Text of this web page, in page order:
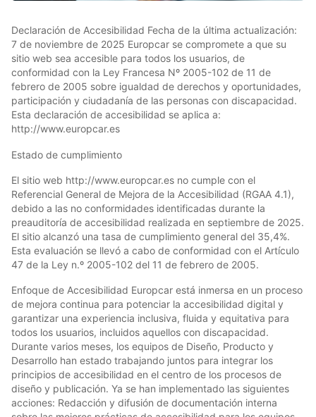
Declaración de Accesibilidad Fecha de la última actualización:
7 de noviembre de 2025 Europcar se compromete a que su
sitio web sea accesible para todos los usuarios, de
conformidad con la Ley Francesa Nº 2005-102 de 11 de
febrero de 2005 sobre igualdad de derechos y oportunidades,
participación y ciudadanía de las personas con discapacidad.
Esta declaración de accesibilidad se aplica a:
http://www.europcar.es
Estado de cumplimiento
El sitio web http://www.europcar.es no cumple con el
Referencial General de Mejora de la Accesibilidad (RGAA 4.1),
debido a las no conformidades identificadas durante la
preauditoría de accesibilidad realizada en septiembre de 2025.
El sitio alcanzó una tasa de cumplimiento general del 35,4%.
Esta evaluación se llevó a cabo de conformidad con el Artículo
47 de la Ley n.º 2005-102 del 11 de febrero de 2005.
Enfoque de Accesibilidad Europcar está inmersa en un proceso
de mejora continua para potenciar la accesibilidad digital y
garantizar una experiencia inclusiva, fluida y equitativa para
todos los usuarios, incluidos aquellos con discapacidad.
Durante varios meses, los equipos de Diseño, Producto y
Desarrollo han estado trabajando juntos para integrar los
principios de accesibilidad en el centro de los procesos de
diseño y publicación. Ya se han implementado las siguientes
acciones: Redacción y difusión de documentación interna